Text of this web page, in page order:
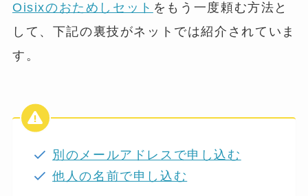
Oisixのおためしセット をもう一度頼む方法と
して、下記の裏技がネットでは紹介されていま
す。
別のメールアドレスで申し込む
他人の名前で申し込む